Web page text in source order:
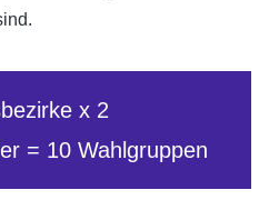
x 2
= 10 Wahlgruppen